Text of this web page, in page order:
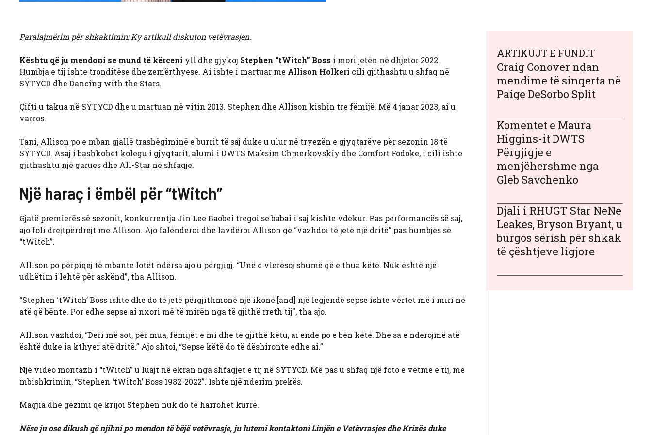
Paralajmërim për shkaktimin: Ky artikull diskuton vetëvrasjen.
Kështu që ju mendoni se mund të kërceni yll dhe gjykoj Stephen “tWitch” Boss i mori jetën në dhjetor 2022.
Humbja e tij ishte tronditëse dhe zemërthyese. Ai ishte i martuar me Allison Holkeri cili gjithashtu u shfaq në
SYTYCD dhe Dancing with the Stars.
Çifti u takua në SYTYCD dhe u martuan në vitin 2013. Stephen dhe Allison kishin tre fëmijë. Më 4 janar 2023, ai u
varros.
Tani, Allison po e mban gjallë trashëgiminë e burrit të saj duke u ulur në tryezën e gjyqtarëve për sezonin 18 të
SYTYCD. Asaj i bashkohet kolegu i gjyqtarit, alumi i DWTS Maksim Chmerkovskiy dhe Comfort Fodoke, i cili ishte
gjithashtu një garues dhe All-Star në shfaqje.
Një haraç i ëmbël për “tWitch”
Gjatë premierës së sezonit, konkurrentja Jin Lee Baobei tregoi se babai i saj kishte vdekur. Pas performancës së saj,
ajo foli drejtpërdrejt me Allison. Ajo falënderoi dhe lavdëroi Allison që “vazhdoi të jetë një dritë” pas humbjes së
“tWitch”.
Allison po përpiqej të mbante lotët ndërsa ajo u përgjigj. “Unë e vlerësoj shumë që e thua këtë. Nuk është një
udhëtim i lehtë për askënd”, tha Allison.
“Stephen ‘tWitch’ Boss ishte dhe do të jetë përgjithmonë një ikonë [and] një legjendë sepse ishte vërtet më i miri në
atë që bënte. Por edhe sepse ai nxori më të mirën nga të gjithë rreth tij”, tha ajo.
Allison vazhdoi, “Deri më sot, për mua, fëmijët e mi dhe të gjithë këtu, ai ende po e bën këtë. Dhe sa e nderojmë atë
është duke ia kthyer atë dritë.” Ajo shtoi, “Sepse këtë do të dëshironte edhe ai.”
Një video montazh i “tWitch” u luajt në ekran nga shfaqjet e tij në SYTYCD. Më pas u shfaq një foto e vetme e tij, me
mbishkrimin, “Stephen ‘tWitch’ Boss 1982-2022”. Ishte një nderim prekës.
Magjia dhe gëzimi që krijoi Stephen nuk do të harrohet kurrë.
Nëse ju ose dikush që njihni po mendon të bëjë vetëvrasje, ju lutemi kontaktoni Linjën e Vetëvrasjes dhe Krizës duke
ARTIKUJT E FUNDIT
Craig Conover ndan
mendime të sinqerta në
Paige DeSorbo Split
Komentet e Maura
Higgins-it DWTS
Përgjigje e
menjëhershme nga
Gleb Savchenko
Djali i RHUGT Star NeNe
Leakes, Bryson Bryant, u
burgos sërish për shkak
të çështjeve ligjore